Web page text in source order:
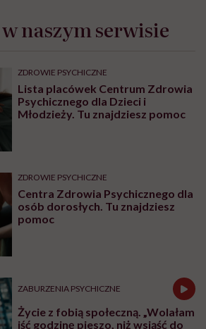
naszym serwisie
ZDROWIE PSYCHICZNE
Lista placówek Centrum Zdrowia
Psychicznego dla Dzieci i
Młodzieży. Tu znajdziesz pomoc
ZDROWIE PSYCHICZNE
Centra Zdrowia Psychicznego dla
osób dorosłych. Tu znajdziesz
pomoc
ZABURZENIA PSYCHICZNE
Życie z fobią społeczną. „Wolałam
iść godzinę pieszo, niż wsiąść do